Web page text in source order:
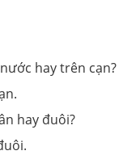
hay trên cạn?
hay đuôi?